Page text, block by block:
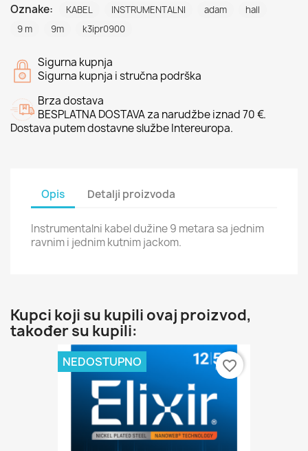
Oznake: KABEL INSTRUMENTALNI adam
hall
9 m
9m k3ipr0900
Sigurna kupnja
Sigurna kupnja i stručna podrška
Brza dostava
BESPLATNA DOSTAVA za narudžbe iznad 70 €.
Dostava putem dostavne službe Intereuropa.
Opis Detalji proizvoda
Instrumentalni kabel dužine 9 metara sa jednim
ravnim i jednim kutnim jackom.
Kupci koji su kupili ovaj proizvod,
također su kupili:
NEDOSTUPNO favorite_border